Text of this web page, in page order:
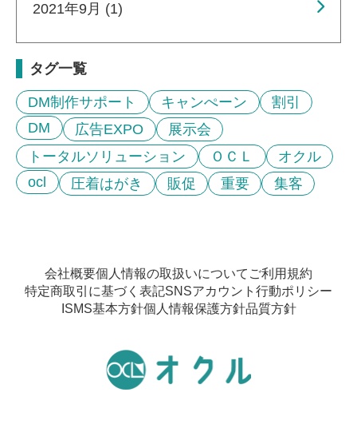
2021年9月 (1)
タグ一覧
DM制作サポート キャンぺーン
割引
DM
広告EXPO
展示会
トータルソリューション
ＯＣＬ
オクル
ocl
圧着はがき 販促 重要 集客
会社概要個人情報の取扱いについて ご利用規約
特定商取引に基づく表記SNSアカウント行動ポリシー
ISMS基本方針個人情報保護方針品質方針